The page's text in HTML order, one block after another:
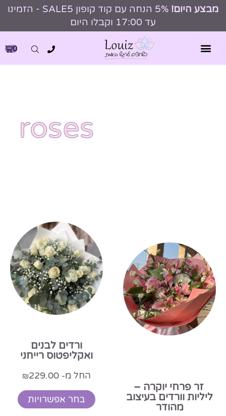
מבצע היום!
5% הנחה עם קוד קופון SALE5 - הזמינו
עד 17:00 וקבלו היום
0
roses
זר פרחי יוקרה –
ליליות וורדים בעיצוב
מהודר
ורדים לבנים
ואקליפטוס רייחני
החל מ- ₪229.00
בחר אפשרויות